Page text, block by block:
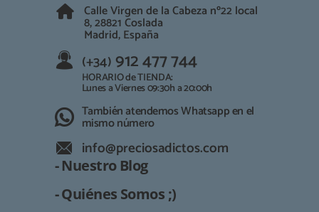
Calle Virgen de la Cabeza nº22 local
8, 28821 Coslada
Madrid, España
(+34) 912 477 744
HORARIO de TIENDA:
Lunes a Viernes 09:30h a 20:00h
También atendemos Whatsapp en el
mismo número
info@preciosadictos.com
- Nuestro Blog
- Quiénes Somos ;)